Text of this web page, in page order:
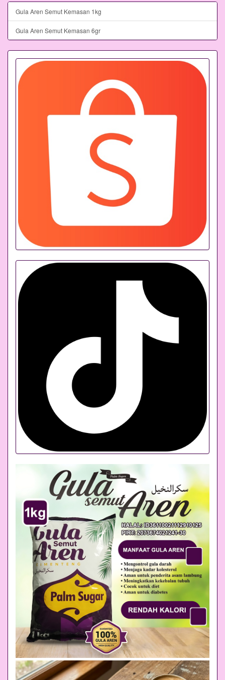
Gula Aren Semut Kemasan 1kg
Gula Aren Semut Kemasan 6gr